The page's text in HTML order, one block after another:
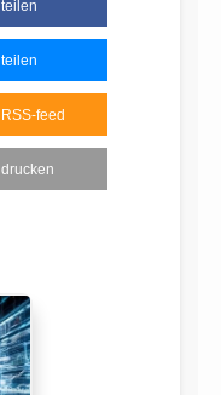
teilen
teilen
RSS-feed
drucken